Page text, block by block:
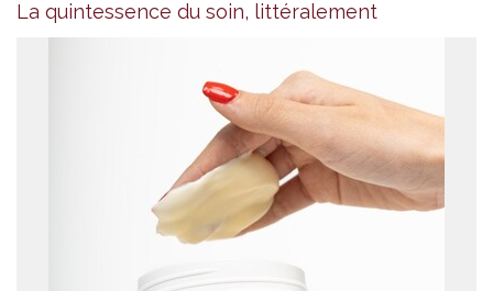
La quintessence du soin, littéralement